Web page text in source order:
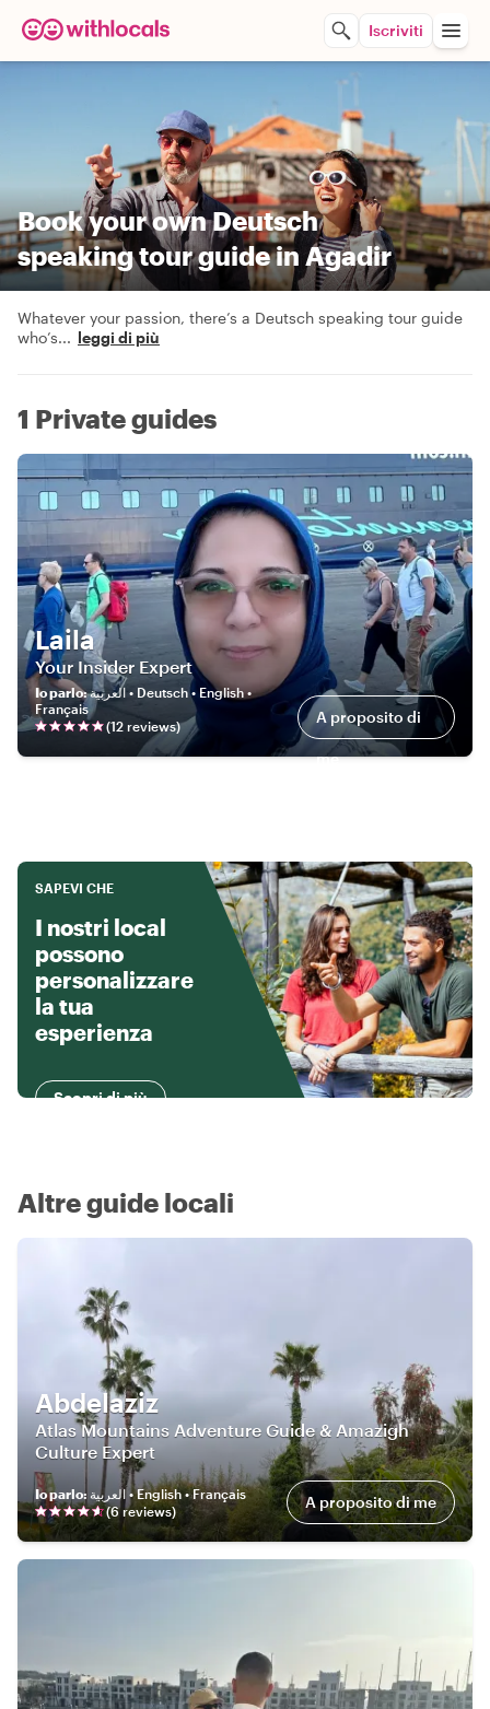
Iscriviti
Book your own Deutsch
speaking tour guide in Agadir
Whatever your passion, there’s a Deutsch speaking tour guide
who’s... leggi di più
1 Private guides
Laila
Your Insider Expert
Io parlo:العربية • Deutsch • English •
Français
(12 reviews) A proposito di
me
SAPEVI CHE
I nostri local
possono
personalizzare
la tua
esperienza
Scopri di più
Altre guide locali
Abdelaziz
Atlas Mountains Adventure Guide & Amazigh
Culture Expert
Io parlo:
العربية • English • Français
(6reviews) A proposito di me